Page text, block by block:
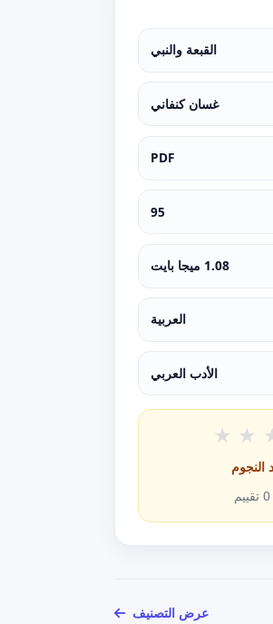
القبعة والنبي
غسان كنفاني
PDF
95
1.08 ميجا بايت
العربية
الأدب العربي
★ ★
النجوم
0 تقييم
عرض التصنيف